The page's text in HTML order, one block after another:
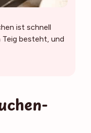
ist schnell
Teig besteht, und